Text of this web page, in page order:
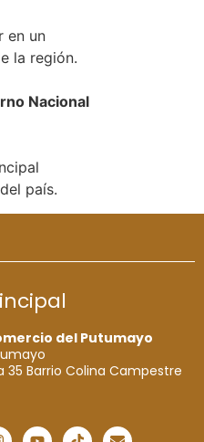
en un
la región.
Nacional
país.
del Putumayo
35 Barrio Colina Campestre